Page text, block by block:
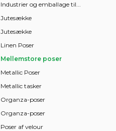
Industrier og emballage til...
Jutesække
Jutesække
Linen Poser
Mellemstore poser
Metallic Poser
Metallic tasker
Organza-poser
Organza-poser
Poser af velour